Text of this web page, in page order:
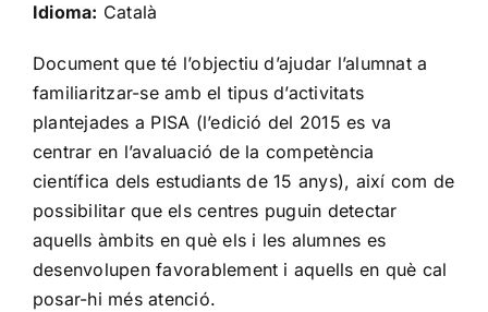
Idioma: Català
Document que té l’objectiu d’ajudar l’alumnat a
familiaritzar-se amb el tipus d’activitats
plantejades a PISA (l’edició del 2015 es va
centrar en l’avaluació de la competència
científica dels estudiants de 15 anys), així com de
possibilitar que els centres puguin detectar
aquells àmbits en què els i les alumnes es
desenvolupen favorablement i aquells en què cal
posar-hi més atenció.